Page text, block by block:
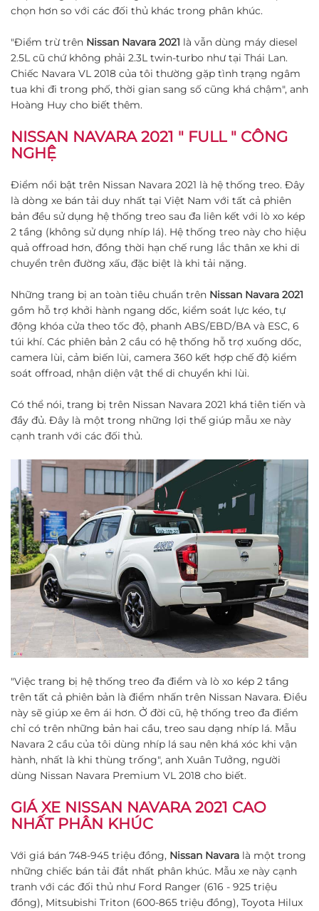
chọn hơn so với các đối thủ khác trong phân khúc.
"Điểm trừ trên Nissan Navara 2021 là vẫn dùng máy diesel
2.5L cũ chứ không phải 2.3L twin-turbo như tại Thái Lan.
Chiếc Navara VL 2018 của tôi thường gặp tình trạng ngâm
tua khi đi trong phố, thời gian sang số cũng khá chậm", anh
Hoàng Huy cho biết thêm.
NISSAN NAVARA 2021 " FULL " CÔNG
NGHỆ
Điểm nổi bật trên Nissan Navara 2021 là hệ thống treo. Đây
là dòng xe bán tải duy nhất tại Việt Nam với tất cả phiên
bản đều sử dụng hệ thống treo sau đa liên kết với lò xo kép
2 tầng (không sử dụng nhíp lá). Hệ thống treo này cho hiệu
quả offroad hơn, đồng thời hạn chế rung lắc thân xe khi di
chuyển trên đường xấu, đặc biệt là khi tải nặng.
Những trang bị an toàn tiêu chuẩn trên Nissan Navara 2021
gồm hỗ trợ khởi hành ngang dốc, kiểm soát lực kéo, tự
động khóa cửa theo tốc độ, phanh ABS/EBD/BA và ESC, 6
túi khí. Các phiên bản 2 cầu có hệ thống hỗ trợ xuống dốc,
camera lùi, cảm biến lùi, camera 360 kết hợp chế độ kiểm
soát offroad, nhận diện vật thể di chuyển khi lùi.
Có thể nói, trang bị trên Nissan Navara 2021 khá tiên tiến và
đầy đủ. Đây là một trong những lợi thế giúp mẫu xe này
cạnh tranh với các đối thủ.
"Việc trang bị hệ thống treo đa điểm và lò xo kép 2 tầng
trên tất cả phiên bản là điểm nhấn trên Nissan Navara. Điều
này sẽ giúp xe êm ái hơn. Ở đời cũ, hệ thống treo đa điểm
chỉ có trên những bản hai cầu, treo sau dạng nhíp lá. Mẫu
Navara 2 cầu của tôi dùng nhíp lá sau nên khá xóc khi vận
hành, nhất là khi thùng trống", anh Xuân Tưởng, người
dùng Nissan Navara Premium VL 2018 cho biết.
GIÁ XE NISSAN NAVARA 2021 CAO
NHẤT PHÂN KHÚC
Với giá bán 748-945 triệu đồng, Nissan Navara là một trong
những chiếc bán tải đắt nhất phân khúc. Mẫu xe này cạnh
tranh với các đối thủ như Ford Ranger (616 - 925 triệu
đồng), Mitsubishi Triton (600-865 triệu đồng), Toyota Hilux